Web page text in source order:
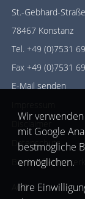
Wir
mit Google
bestmögliche
ermöglichen.
Ihre
St.-Gebhard-
78467 Konstanz
Tel. +49 (0)7531
Fax +49 (0)7531
E-Mail senden
Disclaimer
Datenschutz
AGB